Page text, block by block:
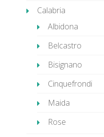
Calabria
Albidona
Belcastro
Bisignano
Cinquefrondi
Maida
Rose